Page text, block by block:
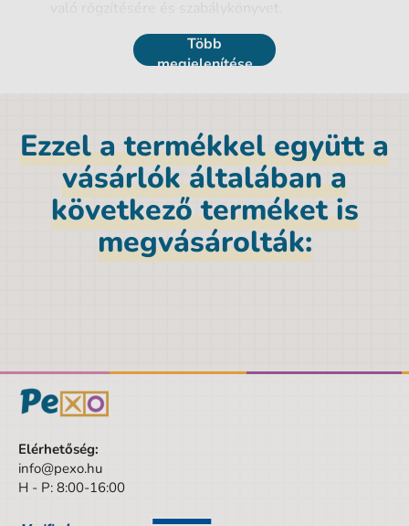
Termék részletek
Márka
Magasság
22 cm
Uniszex
sokszínű
A csomagolás magassága
22 cm
A csomagolás mélysége
Korig
Több
megjelenítése
Ezzel a termékkel együtt a
vásárlók általában a
következő terméket is
megvásárolták:
Elérhetőség:
info@pexo.hu
H - P: 8:00-16:00